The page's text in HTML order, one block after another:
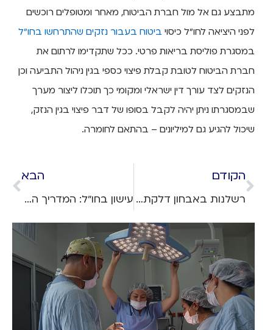
מתבצע גם אל מול חברת הביטוח, מאחר ומטופלים רוכשים
לפני היציאה לחו"ל כיסוי ביטוח בעבור נזקים שהתרחשו בחו"ל
במסגרת פוליסת בריאות פרטי. ככל שתקדימו לרתום את
חברת הביטוח לטובת קבלת פיצוי כספי בגין ניהול התביעה וכן
הנזקים לצד עורך דין ישראלי ומקומי כך תוכלו ליצור מערך
שבמסגרתו ניתן יהיה לקבל בסופו של דבר פיצוי בגין הנזק,
שיכול להגיע גם למיליונים – בהתאם לחומרה.
הקודם
רשלנות באבחון דלקת בתוספתן: מה עושים כשזה קורה בבית חולים בחו"ל?
הבא
עישון בחו"ל: המדריך המלא והאזהרות שאתם חייבים להכיר